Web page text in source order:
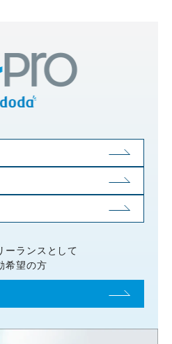
ーランスとして
希望の方